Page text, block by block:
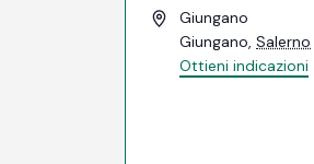
IndirizzoGiungano
Giungano, Salerno
Ottieni indicazioni